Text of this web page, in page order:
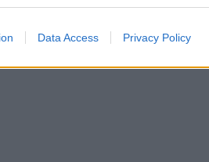
Data Access Privacy Policy
– dwie osoby, wspólne
albo dwóch kobiet?